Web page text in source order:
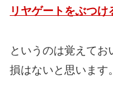
リヤゲートをぶつけ
というのは覚えてお
損はないと思います。